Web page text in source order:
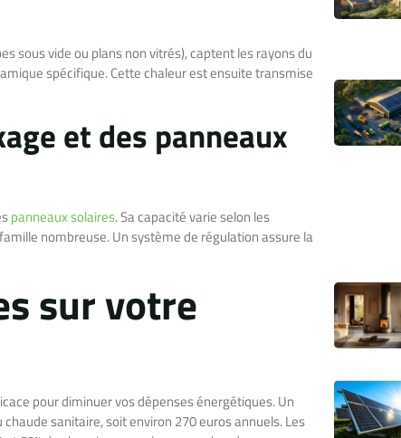
sous vide ou plans non vitrés), captent les rayons du
spécifique. Cette chaleur est ensuite transmise
et des panneaux
panneaux solaires. Sa capacité varie selon les
nombreuse. Un système de régulation assure la
sur votre
pour diminuer vos dépenses énergétiques. Un
sanitaire, soit environ 270 euros annuels. Les